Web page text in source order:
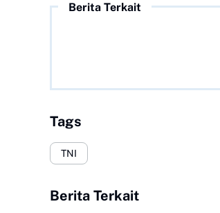
Berita Terkait
Tags
TNI
Berita Terkait